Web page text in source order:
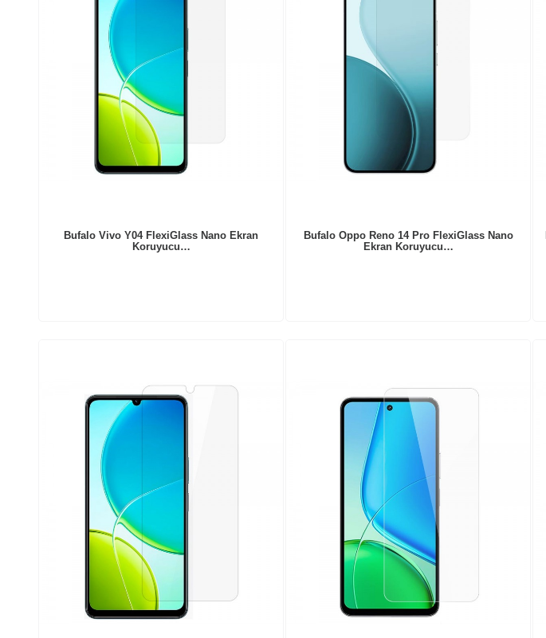
Bufalo Vivo Y04 FlexiGlass Nano Ekran
Koruyucu…
Bufalo Oppo Reno 14 Pro FlexiGlass Nano
Ekran Koruyucu…